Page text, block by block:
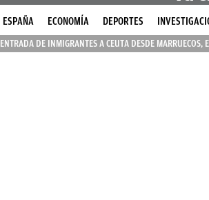
ESPAÑA ECONOMÍA DEPORTES
ENTRADA DE INMIGRANTES A CEUTA DESDE MARRUECOS,